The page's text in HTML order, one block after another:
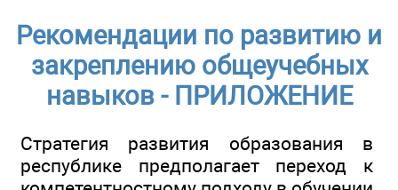
Рекомендации по развитию и
закреплению общеучебных
навыков - ПРИЛОЖЕНИЕ
Стратегия развития образования в
республике предполагает переход к